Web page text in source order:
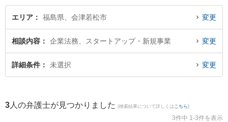
則作成等の細かな分野での絞り込み検索もでき便利です。特に弁護士法人れい
わ総合法律事務所の川瀬 裕之弁護士や舟城法律事務所の舟城 善貴弁護士、弁護
アップ・新規事業のトラブルを今すぐに弁護士に相談したい』『スタートアッ
プ・新規事業のトラブル解決の実績豊富な近くの弁護士を検索したい』『初回
相談無料でスタートアップ・新規事業を法律相談できる会津若松市内の弁護士
エリア 福島県、会津若松市 変更
相談内容 企業法務、スタートアップ・新規事業 変更
詳細条件 未選択 変更
3 人の弁護士が見つかりました (検索結果について詳しくは こちら)
3件中 1-3件を表示